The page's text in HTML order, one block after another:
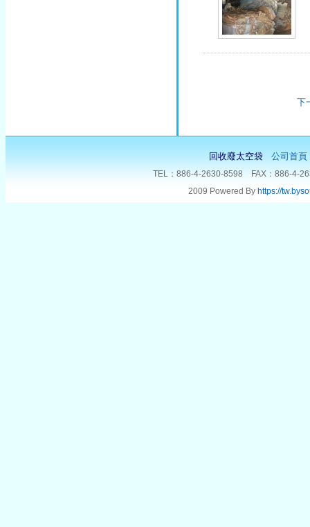
下
回收廢太空袋 公司首頁
TEL：886-4-2630-8598 FAX：886-4-
2009 Powered By https://